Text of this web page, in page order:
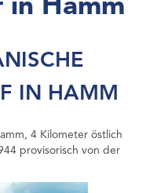
Hamm
IN HAMM
4 Kilometer östlich
provisorisch von der